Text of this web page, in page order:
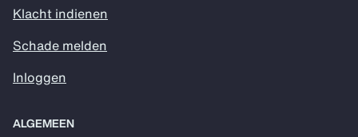
Klacht indienen
Schade melden
Inloggen
ALGEMEEN